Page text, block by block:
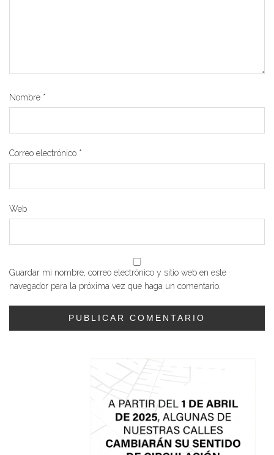
Nombre *
Correo electrónico *
Web
Guardar mi nombre, correo electrónico y sitio web en este
navegador para la próxima vez que haga un comentario.